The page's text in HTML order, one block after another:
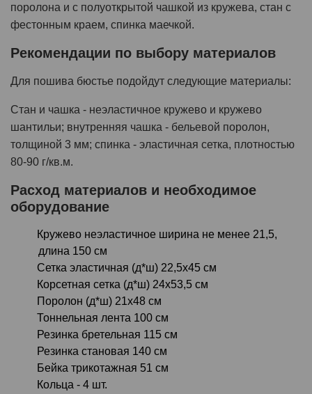
поролона и с полуоткрытой чашкой из кружева, стан с
фестонным краем, спинка маечкой.
Рекомендации по выбору материалов
Для пошива бюстье подойдут следующие материалы:
Стан и чашка - неэластичное кружево и кружево
шантильи; внутренняя чашка - бельевой поролон,
толщиной 3 мм; спинка - эластичная сетка, плотностью
80-90 г/кв.м.
Расход материалов и необходимое
оборудование
Кружево неэластичное ширина не менее 21,5,
длина 150 см
Сетка эластичная (д*ш) 22,5х45 см
Корсетная сетка (д*ш) 24х53,5 см
Поролон (д*ш) 21х48 см
Тоннельная лента 100 см
Резинка бретельная 115 см
Резинка становая 140 см
Бейка трикотажная 51 см
Кольца - 4 шт.